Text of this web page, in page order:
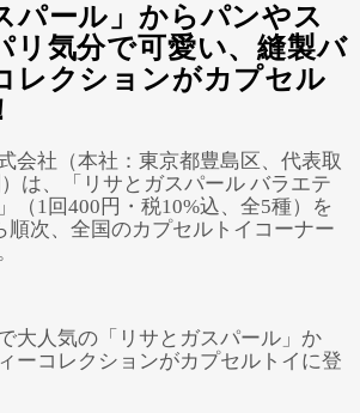
Powered by GliaStudios
パール」からパンやス
リ気分で可愛い、縫製バ
レクションがカプセル
会社（本社：東京都豊島区、代表取
は、「リサとガスパール バラエテ
（1回400円・税10%込、全5種）を
順次、全国のカプセルトイコーナー
大人気の「リサとガスパール」か
ーコレクションがカプセルトイに登